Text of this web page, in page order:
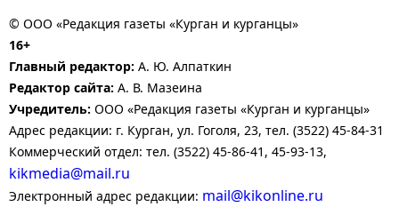
© ООО «Редакция газеты «Курган и курганцы»
16+
Главный редактор: А. Ю. Алпаткин
Редактор сайта: А. В. Мазеина
Учредитель: ООО «Редакция газеты «Курган и курганцы»
Адрес редакции: г. Курган, ул. Гоголя, 23, тел. (3522) 45-84-31
Коммерческий отдел: тел. (3522) 45-86-41, 45-93-13,
kikmedia@mail.ru
Электронный адрес редакции: mail@kikonline.ru